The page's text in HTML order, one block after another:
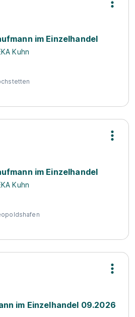
im Einzelhandel
Kuhn
im Einzelhandel
Kuhn
im Einzelhandel 09.2026